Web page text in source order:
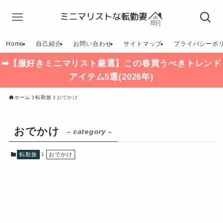
Home 自己紹介 お問い合わせ サイトマップ プライバシーポ
➡【服好きミニマリスト厳選】この春買うべきトレンド
アイテム5選(2026年)
ホーム 転勤族 おでかけ
おでかけ – category –
転勤族 おでかけ